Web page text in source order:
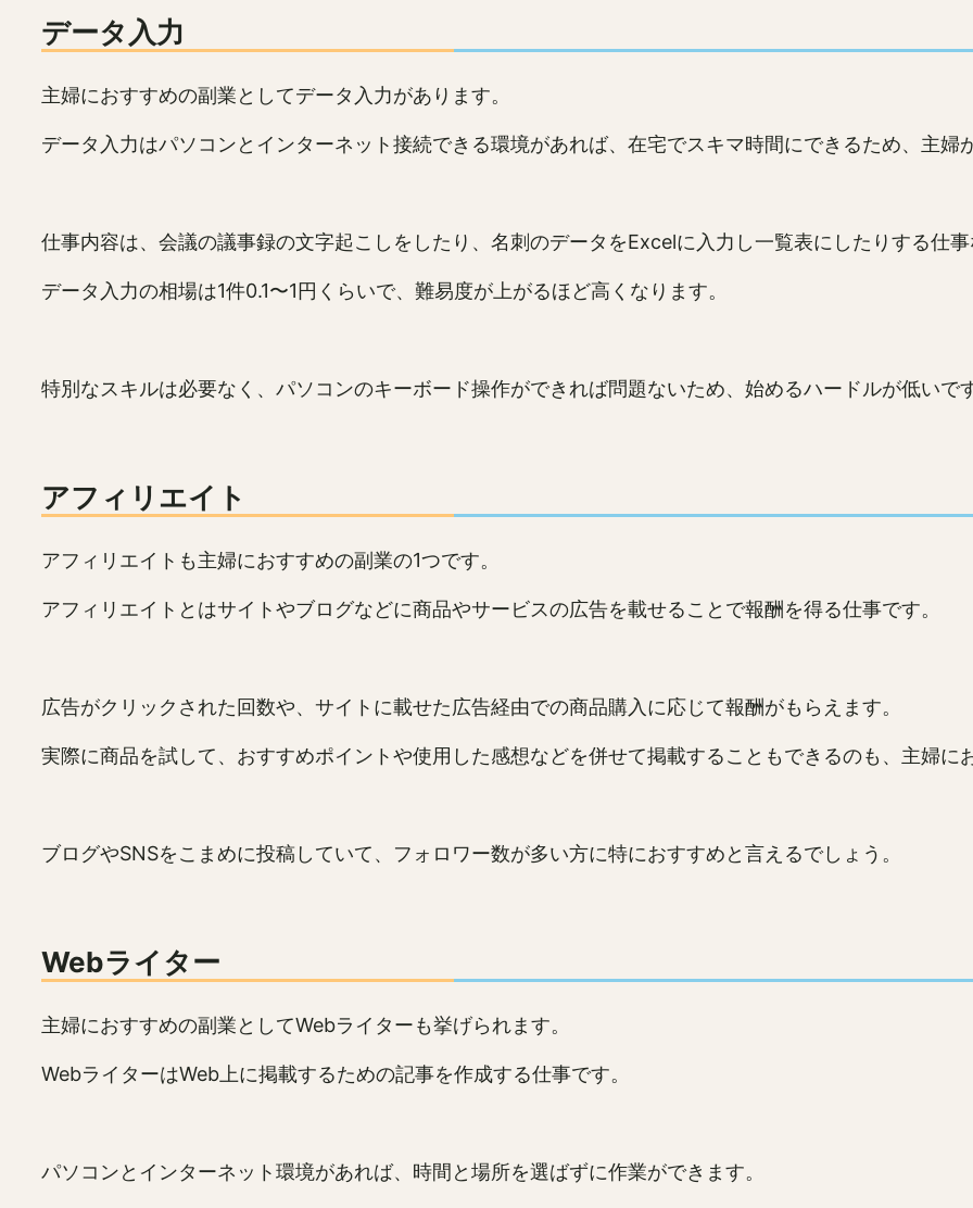
データ入力
主婦におすすめの副業としてデータ入力があります。
データ入力はパソコンとインターネット接続できる環境があれば、在宅でスキマ時間にできるため、主婦
仕事内容は、会議の議事録の文字起こしをしたり、名刺のデータをExcelに入力し一覧表にしたりする仕事
データ入力の相場は1件0.1〜1円くらいで、難易度が上がるほど高くなります。
特別なスキルは必要なく、パソコンのキーボード操作ができれば問題ないため、始めるハードルが低いです
アフィリエイト
アフィリエイトも主婦におすすめの副業の1つです。
アフィリエイトとはサイトやブログなどに商品やサービスの広告を載せることで報酬を得る仕事です。
広告がクリックされた回数や、サイトに載せた広告経由での商品購入に応じて報酬がもらえます。
実際に商品を試して、おすすめポイントや使用した感想などを併せて掲載することもできるのも、主婦に
ブログやSNSをこまめに投稿していて、フォロワー数が多い方に特におすすめと言えるでしょう。
Webライター
主婦におすすめの副業としてWebライターも挙げられます。
WebライターはWeb上に掲載するための記事を作成する仕事です。
パソコンとインターネット環境があれば、時間と場所を選ばずに作業ができます。